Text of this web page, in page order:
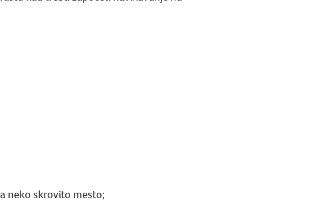
neko skrovito mesto;